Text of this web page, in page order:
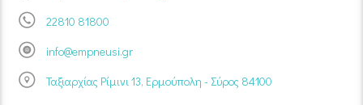
22810 81800
info@empneusi.gr
Ταξιαρχίας Ρίμινι 13, Ερμούπολη - Σύρος 84100